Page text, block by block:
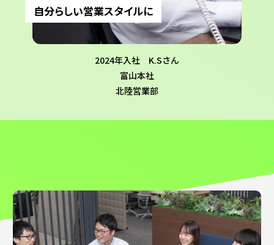
自分らしい営業スタイルに
2024年入社 K.Sさん
富山本社
北陸営業部